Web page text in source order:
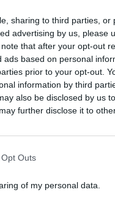
sharing to third parties,
advertising by us, please
that after your opt-out
based on personal
prior to your opt-out.
information by third
also be disclosed by us
further disclose it to
Outs
of my personal data.
fixar du enkelt en
behöver du pyttesmå
pappershatt och
effekt.